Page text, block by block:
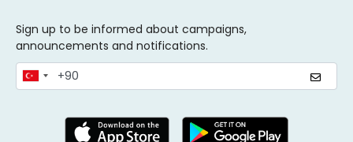
Sign up to be informed about campaigns,
announcements and notifications.